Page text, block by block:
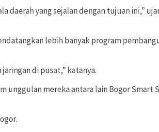
daerah yang sejalan dengan tujuan ini,”
lebih banyak program
di pusat,” katanya.
unggulan mereka antara lain Bogor Smart